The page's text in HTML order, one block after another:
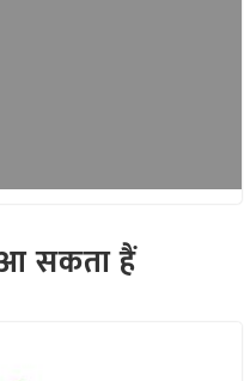
सकता हैं